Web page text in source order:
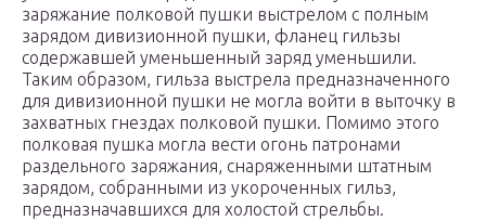
заряжание полковой пушки выстрелом с полным
зарядом дивизионной пушки, фланец гильзы
содержавшей уменьшенный заряд уменьшили.
Таким образом, гильза выстрела предназначенного
для дивизионной пушки не могла войти в выточку в
захватных гнездах полковой пушки. Помимо этого
полковая пушка могла вести огонь патронами
раздельного заряжания, снаряженными штатным
зарядом, собранными из укороченных гильз,
предназначавшихся для холостой стрельбы.